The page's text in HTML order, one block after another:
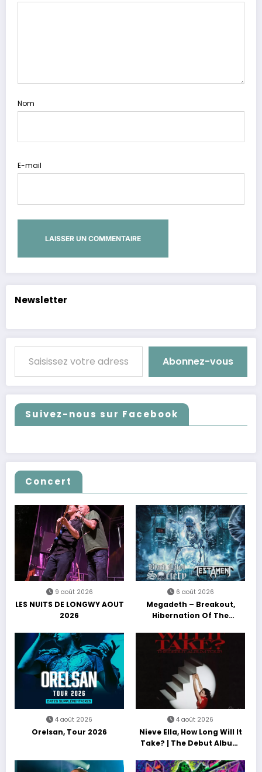
Nom
E-mail
Newsletter
Saisissez votre adresse e-mail…
Abonnez-vous
Suivez-nous sur Facebook
Concert
9 août 2026
LES NUITS DE LONGWY AOUT
2026
6 août 2026
Megadeth – Breakout,
Hibernation Of The
4 août 2026
Orelsan, Tour 2026
4 août 2026
Nieve Ella, How Long Will It
Take? | The Debut Album